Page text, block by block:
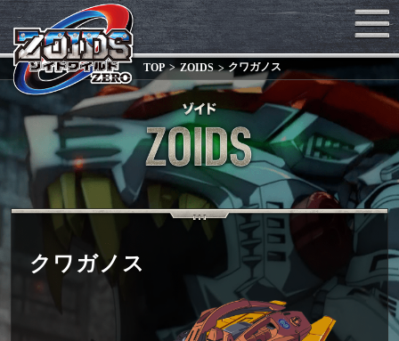
TOP ZOIDS クワガノス
クワガノス